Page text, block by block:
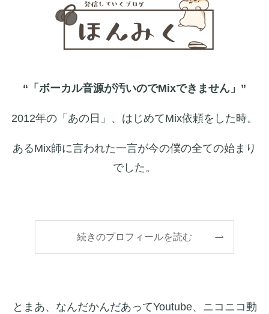
“「ボーカル音源が汚いのでMixできません」”
2012年の「あの日」、はじめてMix依頼をした時。
あるMix師に言われた一言が今の僕の全ての始まり
でした。
続きのプロフィールを読む
とまあ、なんだかんだあってYoutube、ニコニコ動